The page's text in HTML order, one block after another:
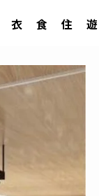
衣 食 住 遊